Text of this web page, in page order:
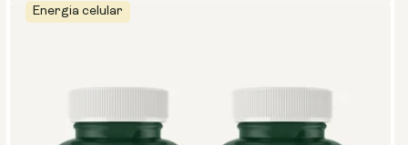
Embalagem de 14 Embalagem de 28
Energia celular